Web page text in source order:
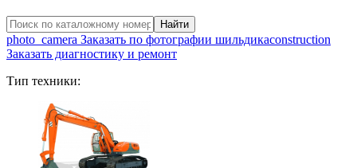
photo_camera Заказать по фотографии шильдикаconstruction
Заказать диагностику и ремонт
Тип техники: